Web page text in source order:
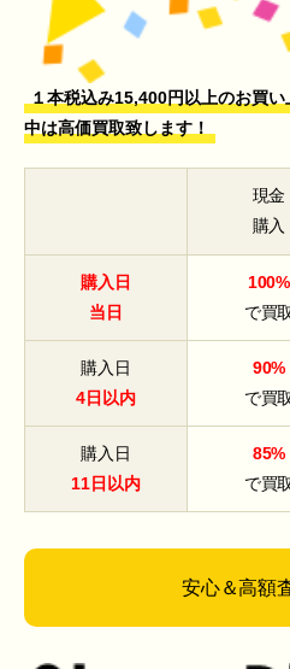
１本税込み15,400円以上のお買
中は高価買取致します！
現金
購入
購入日
当日
100%
で買取
購入日
4日以内
90%
で買取
購入日
11日以内
85%
で買取
安心＆高額